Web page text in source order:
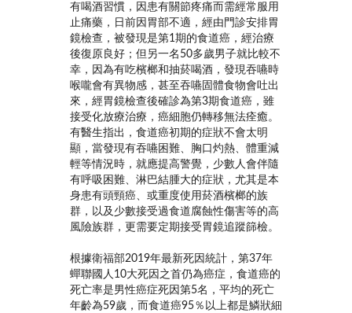
有喝酒習慣，因患有關節疼痛而需經常服用
止痛藥，日前因胃部不適，經由門診安排胃
鏡檢查，被發現是第1期的食道癌，經治療
後復原良好；但另一名50多歲男子就比較不
幸，因為有吃檳榔和抽菸喝酒，發現吞嚥時
喉嚨會有異物感，甚至吞嚥固體食物會吐出
來，經胃鏡檢查後確診為第3期食道癌，雖
接受化放療治療，癌細胞仍轉移無法痊癒。
有醫生指出，食道癌初期的症狀不會太明
顯，當發現有吞嚥困難、胸口灼熱、體重減
輕等情況時，就應提高警覺，少數人會伴隨
有呼吸困難、淋巴結腫大的症狀，尤其是本
身患有頭頸癌、或重度使用菸酒檳榔的族
群，以及少數接受過食道腐蝕性傷害等的高
風險族群，更需要定期接受胃鏡追蹤篩檢。
根據衛福部2019年最新死因統計，第37年
蟬聯國人10大死因之首仍為癌症，食道癌的
死亡率是男性癌症死因第5名，平均的死亡
年齡為59歲，而食道癌95％以上都是鱗狀細